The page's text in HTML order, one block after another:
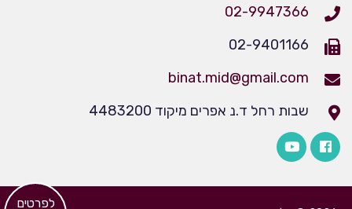
02-9947366
02-9401166
binat.mid@gmail.com
שבות רחל ד.נ אפרים מיקוד 4483200
​לפרטים